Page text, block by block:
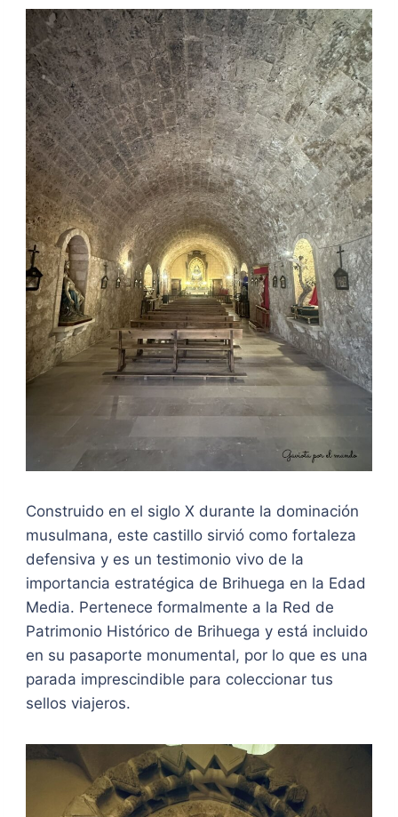
Construido en el siglo X durante la dominación
musulmana, este castillo sirvió como fortaleza
defensiva y es un testimonio vivo de la
importancia estratégica de Brihuega en la Edad
Media. Pertenece formalmente a la Red de
Patrimonio Histórico de Brihuega y está incluido
en su pasaporte monumental, por lo que es una
parada imprescindible para coleccionar tus
sellos viajeros.